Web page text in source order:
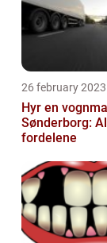
26 february 2023
Hyr en
Sønderborg:
fordelene